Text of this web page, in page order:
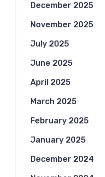
December 2025
November 2025
July 2025
June 2025
April 2025
March 2025
February 2025
January 2025
December 2024